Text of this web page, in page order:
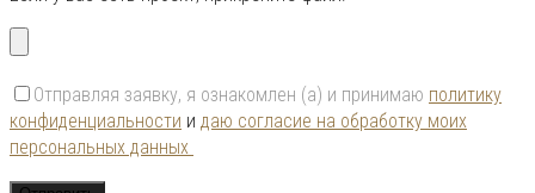
Отправляя заявку, я ознакомлен (а) и принимаю политику
конфиденциальности и даю согласие на обработку моих
персональных данных